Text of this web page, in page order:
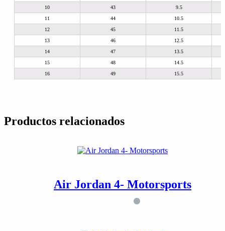
10
43
9.5
11
44
10.5
12
45
11.5
13
46
12.5
14
47
13.5
15
48
14.5
16
49 15.5
Productos relacionados
Air Jordan 4- Motorsports